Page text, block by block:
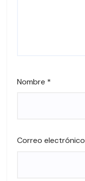
Nombre *
Correo electrónico